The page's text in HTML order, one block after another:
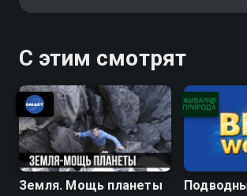
С этим смотрят
Земля. Мощь планеты